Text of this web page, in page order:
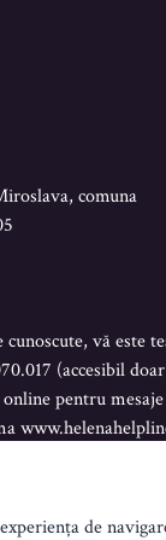
comuna
vă
(accesibil
pentru
de